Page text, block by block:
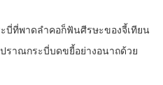
บี่ที่พาดลำคอก็ฟันศีรษะของจี้เทียน
ราณกระบี่บดขยี้อย่างอนาถด้วย